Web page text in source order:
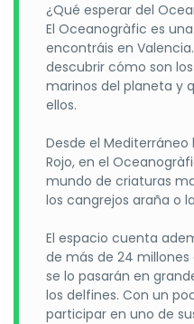
llegada.
Entre59 y 45 días, se
Entre44 y 30 días, la
Valencia, un destino
Valencia es un destino que
playas y cultura
. Cuenta
y una temperatura
ofrece espacios naturales
gastronomía reconocida
monumentos históricos
Patrimonio de la Humanidad.
Parador de El Saler
El Parador de El Saler
en el entorno natural.
¿Qué esperar del
El Oceanogràfic es
encontráis en
descubrir cómo son
marinos del planeta y
ellos.
Desde el
Rojo, en el
mundo de criaturas
los cangrejos araña o
El espacio cuenta
de más de 24 millones
se lo pasarán en
los delfines. Con un
participar en uno de